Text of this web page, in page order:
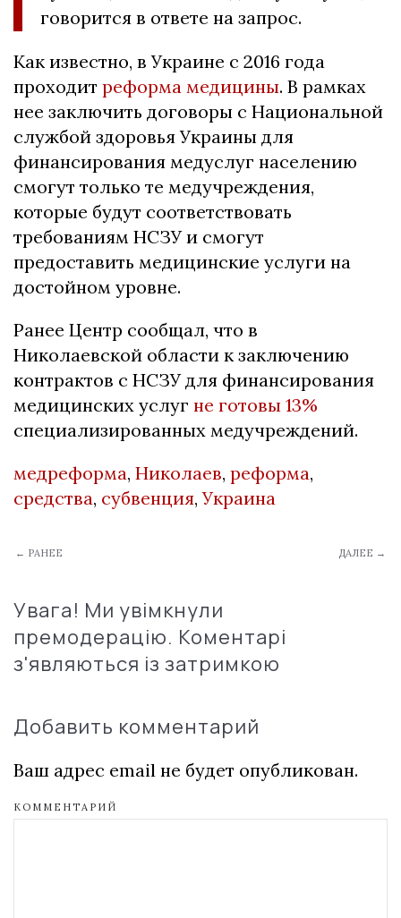
говорится в ответе на запрос.
Как известно, в Украине с 2016 года
проходит реформа медицины. В рамках
нее заключить договоры с Национальной
службой здоровья Украины для
финансирования медуслуг населению
смогут только те медучреждения,
которые будут соответствовать
требованиям НСЗУ и смогут
предоставить медицинские услуги на
достойном уровне.
Ранее Центр сообщал, что в
Николаевской области к заключению
контрактов с НСЗУ для финансирования
медицинских услуг не готовы 13%
специализированных медучреждений.
медреформа, Николаев, реформа,
средства, субвенция,Украина
← РАНЕЕ ДАЛЕЕ →
Увага! Ми увімкнули
премодерацію. Коментарі
з'являються із затримкою
Добавить комментарий
Ваш адрес email не будет опубликован.
КОММЕНТАРИЙ